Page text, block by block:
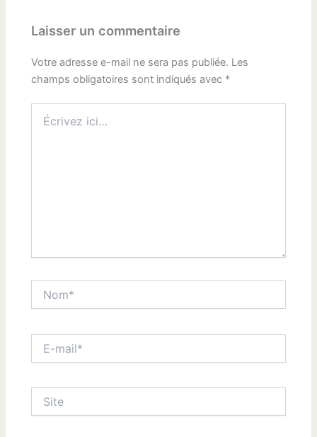
Laisser un commentaire
Votre adresse e-mail ne sera pas publiée. Les
champs obligatoires sont indiqués avec *
ici…
mail*